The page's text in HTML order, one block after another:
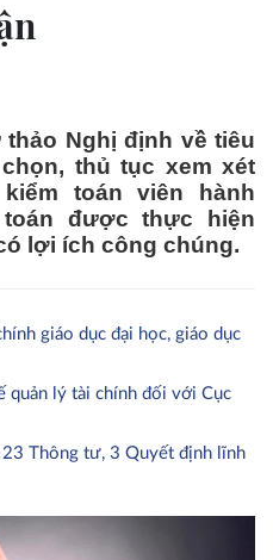
Nghị định về tiêu
thủ tục xem xét
toán viên hành
được thực hiện
lợi ích công chúng.
giáo dục đại học, giáo dục
quản lý tài chính đối với Cục
Thông tư, 3 Quyết định lĩnh